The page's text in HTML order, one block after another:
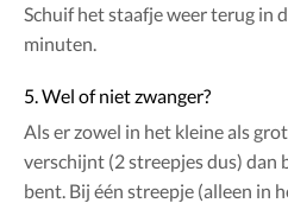
Schuif het staafje weer terug in
minuten.
5. Wel of niet zwanger?
Als er zowel in het kleine als
verschijnt (2 streepjes dus) dan
bent. Bij één streepje (alleen in